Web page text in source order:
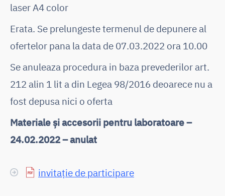
laser A4 color
Erata. Se prelungeste termenul de depunere al
ofertelor pana la data de 07.03.2022 ora 10.00
Se anuleaza procedura in baza prevederilor art.
212 alin 1 lit a din Legea 98/2016 deoarece nu a
fost depusa nici o oferta
Materiale și accesorii pentru laboratoare –
24.02.2022 – anulat
invitație de participare